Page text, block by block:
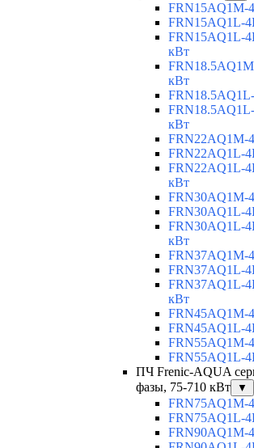
FRN15AQ1M-
FRN15AQ1L-
FRN15AQ1L-
кВт
кВт
кВт
FRN22AQ1M-
FRN22AQ1L-
FRN22AQ1L-
кВт
FRN30AQ1M-
FRN30AQ1L-
FRN30AQ1L-
кВт
FRN37AQ1M-
FRN37AQ1L-
FRN37AQ1L-
кВт
FRN45AQ1M-
FRN45AQ1L-
FRN55AQ1M-
FRN55AQ1L-
ПЧ Frenic-AQUA
фазы, 75-710 кВт
▼
FRN75AQ1M-
FRN75AQ1L-
FRN90AQ1M-